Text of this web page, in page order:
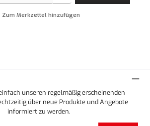
Zum Merkzettel hinzufügen
unseren regelmäßig erscheinenden
über neue Produkte und Angebote
informiert zu werden.